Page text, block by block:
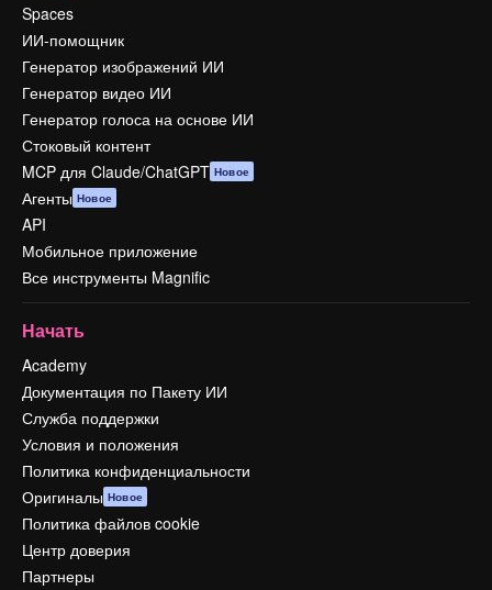
Spaces
ИИ-помощник
Генератор изображений ИИ
Генератор видео ИИ
Генератор голоса на основе ИИ
Стоковый контент
MCP для Claude/ChatGPT Новое
Агенты Новое
API
Мобильное приложение
Все инструменты Magnific
Начать
Academy
Документация по Пакету ИИ
Служба поддержки
Условия и положения
Политика конфиденциальности
Оригиналы Новое
Политика файлов cookie
Центр доверия
Партнеры